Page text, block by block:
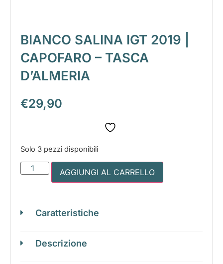
BIANCO SALINA IGT 2019 |
CAPOFARO – TASCA
D’ALMERIA
€29,90
Solo 3 pezzi disponibili
AGGIUNGI AL CARRELLO
Caratteristiche
Descrizione